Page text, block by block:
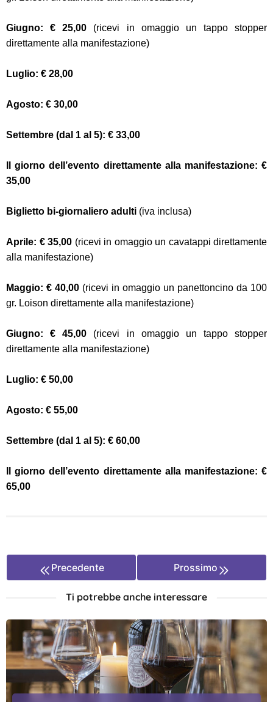
Giugno: € 25,00 (ricevi in omaggio un tappo stopper
direttamente alla manifestazione)
Luglio: € 28,00
Agosto: € 30,00
Settembre (dal 1 al 5): € 33,00
Il giorno dell’evento direttamente alla manifestazione: €
35,00
Biglietto bi-giornaliero adulti (iva inclusa)
Aprile: € 35,00 (ricevi in omaggio un cavatappi direttamente
alla manifestazione)
Maggio: € 40,00 (ricevi in omaggio un panettoncino da 100
gr. Loison direttamente alla manifestazione)
Giugno: € 45,00 (ricevi in omaggio un tappo stopper
direttamente alla manifestazione)
Luglio: € 50,00
Agosto: € 55,00
Settembre (dal 1 al 5): € 60,00
Il giorno dell’evento direttamente alla manifestazione: €
65,00
Precedente Prossimo
Ti potrebbe anche interessare